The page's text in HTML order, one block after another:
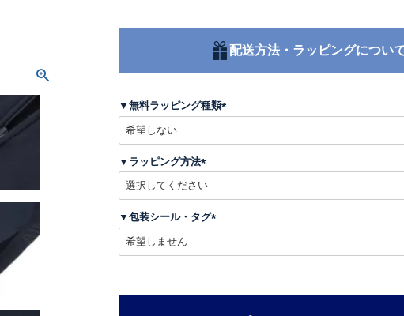
配送方法・ラッピングについ
▼無料ラッピング種類
)
▼ラッピング方法
須
)
▼包装シール・タグ